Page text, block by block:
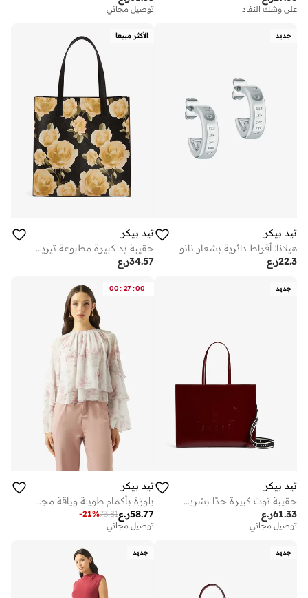
على وشك النفاد توصيل مجاني
جديد
تيد بيكر
هيلانا: أقراط دائرية بشعار نانو
ر.ع22.3
الأكثر مبيعا
تيد بيكر
حقيبة يد كبيرة مطبوعة تيريكون
ر.ع34.57
جديد
تيد بيكر
حقيبة توت كبيرة جدًا بشريط إيقونة
ر.ع61.33
توصيل مجاني
00: 27 :00
تيد بيكر
بلوزة بأكمام طويلة وياقة مجمعة بطبعة زهور
ر.ع58.77
73.81
-21%
توصيل مجاني
جديد جديد